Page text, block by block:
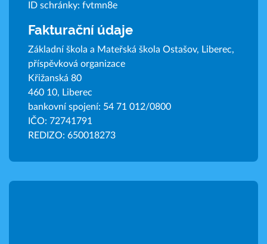
ID schránky: fvtmn8e
Fakturační údaje
Základní škola a Mateřská škola Ostašov, Liberec,
příspěvková organizace
Křižanská 80
460 10, Liberec
bankovní spojení: 54 71 012/0800
IČO: 72741791
REDIZO: 650018273